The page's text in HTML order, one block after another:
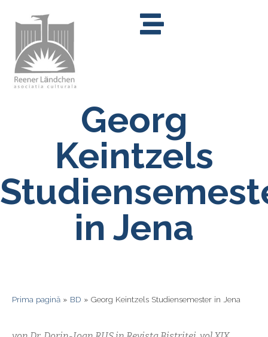
Georg
Keintzels
in Jena
Prima pagină » BD » Georg Keintzels Studiensemester in Jena